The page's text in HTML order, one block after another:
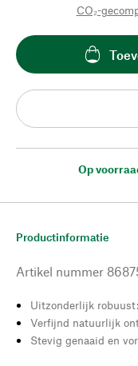
CO₂-
Op
Productinformatie
Artikel nummer
Uitzonderlijk
Verfijnd natuurlijk
Stevig genaaid en